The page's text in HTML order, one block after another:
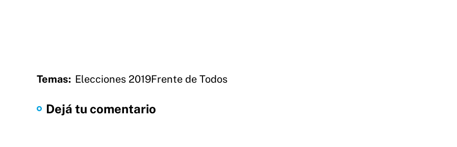
Temas: Elecciones 2019Frente de Todos
Dejá tu comentario